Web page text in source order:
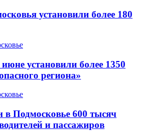
установили более 180
установили более 1350
региона»
Подмосковье 600 тысяч
и пассажиров